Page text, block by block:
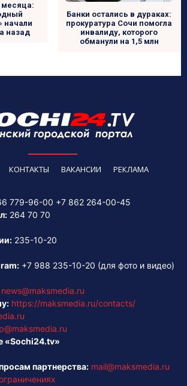
месяца:
начали
назад
Банки остались в дураках:
прокуратура Сочи помогла
инвалиду, которого
обманули на 1,5 млн
КОНТАКТЫ ВАКАНСИИ РЕКЛАМА
779-96-00 +7 862 264-00-45
264 70 70
235-10-20
+7 988 235-10-20 (для фото и видео)
news@maksmedia.ru
https://maksmedia.ru/contacts/
«Sochi24.tv»
партнерства: mail@maksmedia.ru